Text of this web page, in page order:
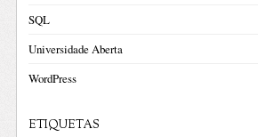
SQL
Universidade Aberta
WordPress
ETIQUETAS